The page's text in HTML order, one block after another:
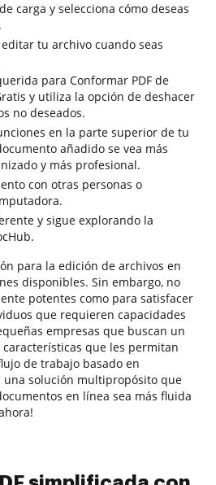
carga y selecciona cómo deseas
tu archivo cuando seas
para Conformar PDF de
y utiliza la opción de deshacer
no deseados.
en la parte superior de tu
añadido se vea más
y más profesional.
con otras personas o
y sigue explorando la
para la edición de archivos en
disponibles. Sin embargo, no
potentes como para satisfacer
que requieren capacidades
empresas que buscan un
que les permitan
de trabajo basado en
una solución multipropósito que
en línea sea más fluida